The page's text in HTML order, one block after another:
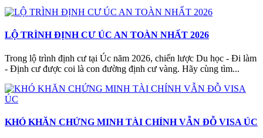
LỘ TRÌNH ĐỊNH CƯ ÚC AN TOÀN NHẤT 2026
Trong lộ trình định cư tại Úc năm 2026, chiến lược Du học - Đi làm
- Định cư được coi là con đường định cư vàng. Hãy cùng tìm...
KHÓ KHĂN CHỨNG MINH TÀI CHÍNH VẪN ĐỖ VISA ÚC